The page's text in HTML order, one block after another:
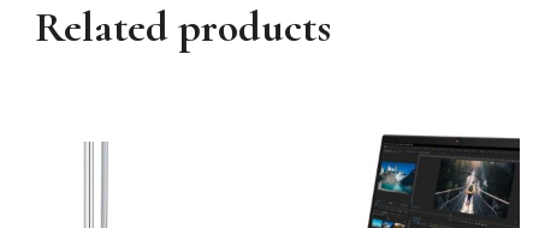
Related products